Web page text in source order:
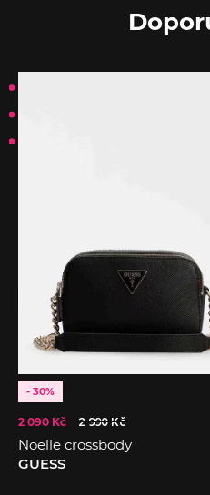
- 30%
2 090 Kč 2 990 Kč
Noelle crossbody
GUESS